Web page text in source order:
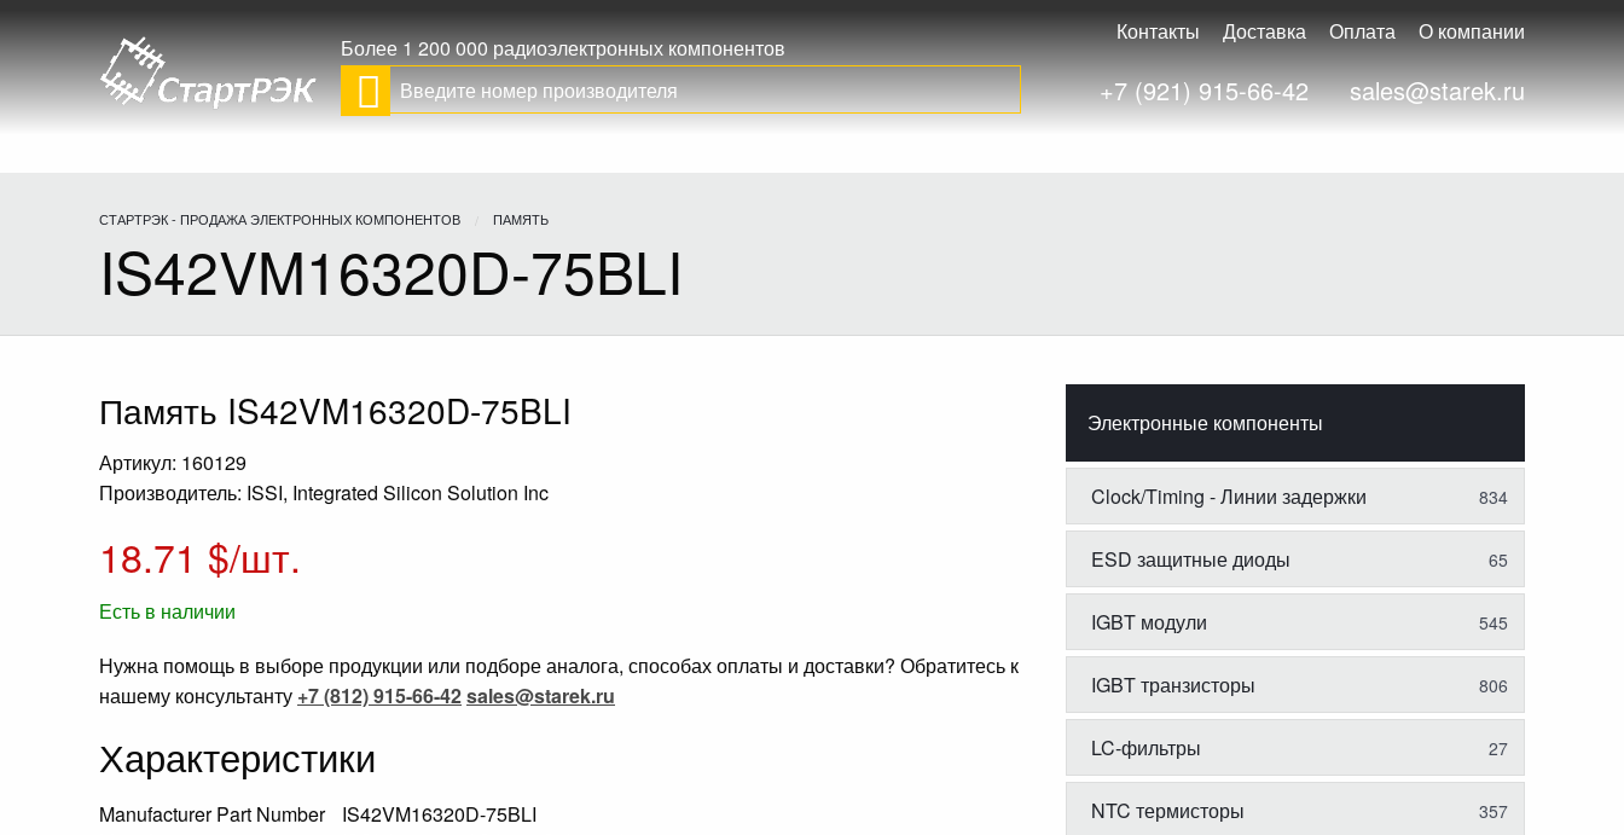
Более 1 200 000 радиоэлектронных компонентов
Контакты Доставка Оплата О компании
+7 (921) 915-66-42 sales@starek.ru
СТАРТРЭК - ПРОДАЖА ЭЛЕКТРОННЫХ КОМПОНЕНТОВ ПАМЯТЬ
IS42VM16320D-75BLI
Память IS42VM16320D-75BLI
Артикул: 160129
Производитель: ISSI, Integrated Silicon Solution Inc
18.71 $/шт.
Есть в наличии
Нужна помощь в выборе продукции или подборе аналога, способах оплаты и доставки? Обратитесь к
нашему консультанту +7 (812) 915-66-42sales@starek.ru
Характеристики
Manufacturer Part Number
IS42VM16320D-75BLI
Электронные компоненты
Clock/Timing - Линии задержки 834
ESD защитные диоды 65
IGBT модули 545
IGBT транзисторы 806
LC-фильтры 27
NTC термисторы 357